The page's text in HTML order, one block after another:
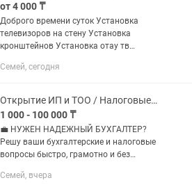
от 4 000 ₸
Доброго времени суток Установка
телевизоров на стену Установка
кронштейнов Установка отау тв
сложности и диагонали Установка на
Семей, сегодня
Открытие ИП и ТОО / Налоговые отчеты / стат отчеты / Бухгалтерские услуги
1 000 - 100 000 ₸
💼 НУЖЕН НАДЕЖНЫЙ БУХГАЛТЕР?
Решу ваши бухгалтерские и налоговые
вопросы быстро, грамотно и без
сдавать отчеты, избегать штрафов и
Семей, вчера